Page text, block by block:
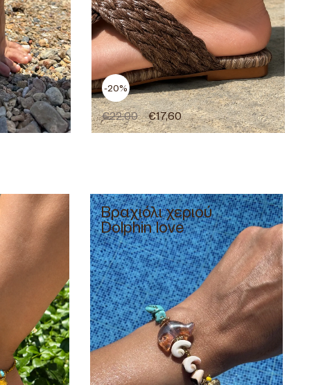
-20%
€22,00 €17,60
Βραχιόλι χεριού
Dolphin love